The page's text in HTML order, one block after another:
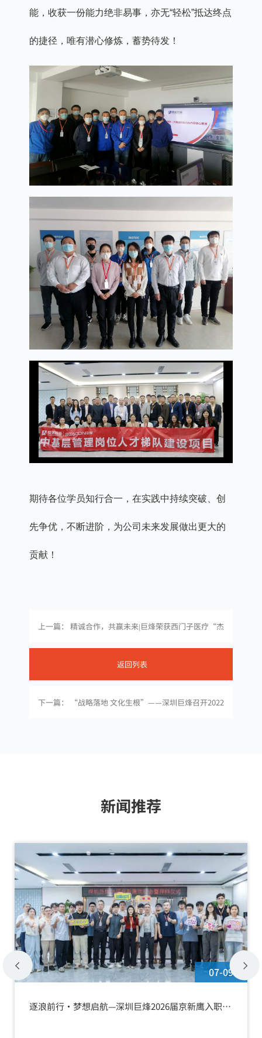
能，收获一份能力绝非易事，亦无“轻松”抵达终点
的捷径，唯有潜心修炼，蓄势待发！
期待各位学员知行合一，在实践中持续突破、创
先争优，不断进阶，为公司未来发展做出更大的
贡献！
上一篇： 精诚合作，共赢未来|巨烽荣获西门子医疗“杰
出合作奖”
返回列表
下一篇： “战略落地 文化生根”——深圳巨烽召开2022
新闻推荐
07-09
逐浪前行·梦想启航—深圳巨烽2026届京新鹰入职欢